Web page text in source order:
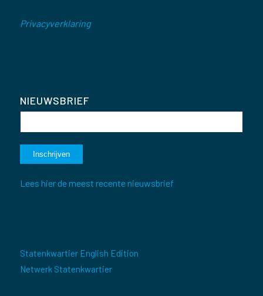
Privacyverklaring
NIEUWSBRIEF
Lees hier de meest recente nieuwsbrief
Statenkwartier English Edition
Netwerk Statenkwartier